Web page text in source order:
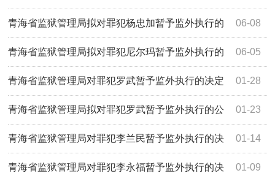
定 06-08
青海省监狱管理局拟对罪犯杨忠加暂予监外执行的
公示 06-05
青海省监狱管理局拟对罪犯尼尔玛暂予监外执行的
公示 01-28
青海省监狱管理局对罪犯罗武暂予监外执行的决定
01-23
青海省监狱管理局拟对罪犯罗武暂予监外执行的公
示 01-14
青海省监狱管理局对罪犯李兰民暂予监外执行的决
定 01-09
青海省监狱管理局对罪犯李永福暂予监外执行的决